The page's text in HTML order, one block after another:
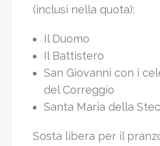
(inclusi nella quota):
Il Duomo
Il Battistero
San Giovanni con i
del Correggio
Santa Maria della
Sosta libera per il